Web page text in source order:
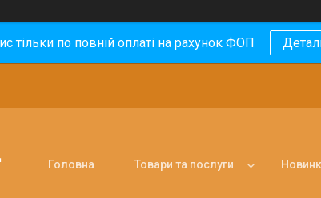
тільки по повній оплаті на рахунок ФОП
Головна Товари та послуги